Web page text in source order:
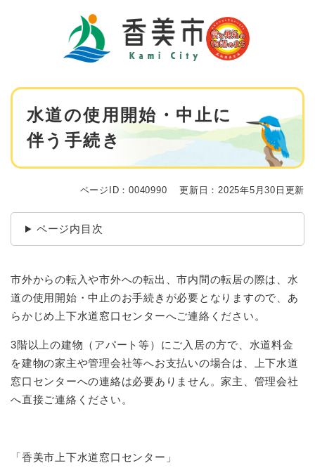
本
水道の使用開始・中止に
伴う手続き
ページID：0040990 更新日：2025年5月30日更新
ページ内目次
市外からの転入や市外への転出、市内間の転居の際は、水
道の使用開始・中止のお手続きが必要となりますので、あ
らかじめ上下水道窓口センターへご連絡ください。
3階以上の建物（アパート等）にご入居の方で、水道料金
を建物の家主や管理会社等へお支払いの場合は、上下水道
窓口センターへの連絡は必要ありません。家主、管理会社
へ直接ご連絡ください。
「香美市上下水道窓口センター」